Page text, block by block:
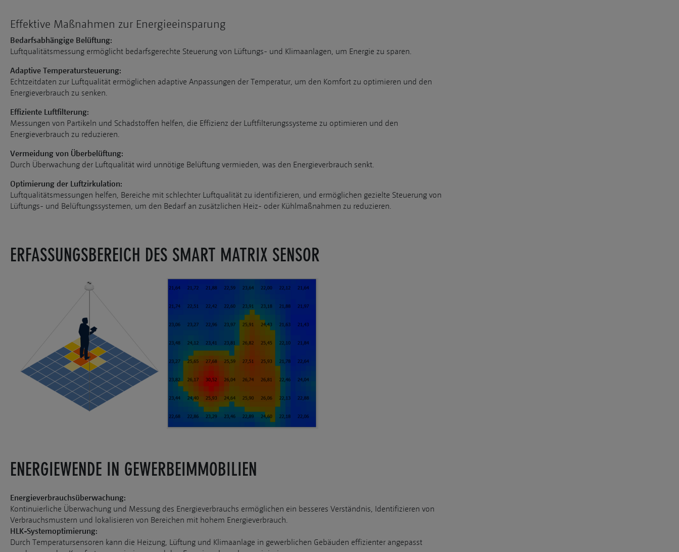
Effektive Maßnahmen zur Energieeinsparung
Bedarfsabhängige Belüftung:
Luftqualitätsmessung ermöglicht bedarfsgerechte Steuerung von Lüftungs- und Klimaanlagen, um Energie zu sparen.
Adaptive Temperatursteuerung:
Echtzeitdaten zur Luftqualität ermöglichen adaptive Anpassungen der Temperatur, um den Komfort zu optimieren und den
Energieverbrauch zu senken.
Effiziente Luftfilterung:
Messungen von Partikeln und Schadstoffen helfen, die Effizienz der Luftfilterungssysteme zu optimieren und den
Energieverbrauch zu reduzieren.
Vermeidung von Überbelüftung:
Durch Überwachung der Luftqualität wird unnötige Belüftung vermieden, was den Energieverbrauch senkt.
Optimierung der Luftzirkulation:
Luftqualitätsmessungen helfen, Bereiche mit schlechter Luftqualität zu identifizieren, und ermöglichen gezielte Steuerung von
Lüftungs- und Belüftungssystemen, um den Bedarf an zusätzlichen Heiz- oder Kühlmaßnahmen zu reduzieren.
ERFASSUNGSBEREICH DES SMART MATRIX SENSOR
ENERGIEWENDE IN GEWERBEIMMOBILIEN
Energieverbrauchsüberwachung:
Kontinuierliche Überwachung und Messung des Energieverbrauchs ermöglichen ein besseres Verständnis, Identifizieren von
Verbrauchsmustern und lokalisieren von Bereichen mit hohem Energieverbrauch.
HLK-Systemoptimierung:
Durch Temperatursensoren kann die Heizung, Lüftung und Klimaanlage in gewerblichen Gebäuden effizienter angepasst